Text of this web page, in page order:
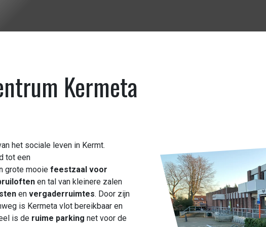
Kermeta
het sociale leven in Kermt.
tot een
grote mooie feestzaal voor
en tal van kleinere zalen
en vergaderruimtes. Door zijn
is Kermeta vlot bereikbaar en
is de ruime parking net voor de